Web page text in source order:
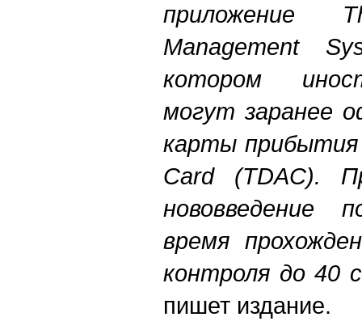
приложение
Management
котором
могут заранее
карты прибытия
Card (TDAC).
нововведение
время
контроля до 40
пишет издание.